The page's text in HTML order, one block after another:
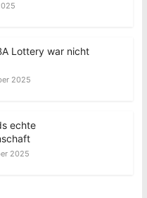
Lottery war nicht
2025
echte
2025